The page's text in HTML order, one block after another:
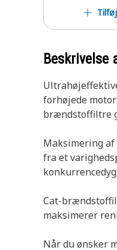
Beskrivelse
forhøjede
brændstoffiltre
Maksimering
fra et
Cat-
maksimerer
Når du ønsker